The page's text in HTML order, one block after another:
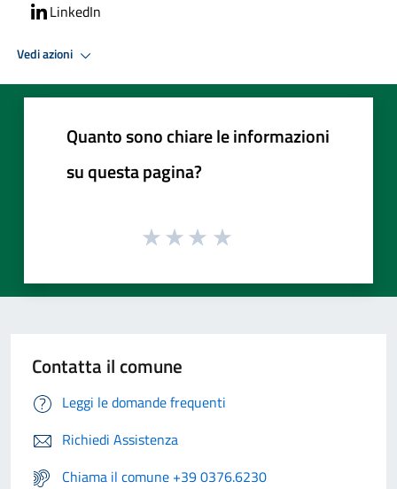
LinkedIn
Vedi azioni
Quanto sono chiare le informazioni
su questa pagina?
Contatta il comune
Leggi le domande frequenti
Richiedi Assistenza
Chiama il comune +39 0376.6230